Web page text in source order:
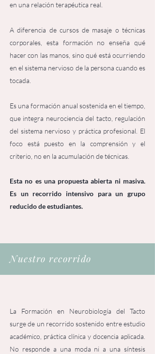
en una relación terapéutica real.
A diferencia de cursos de masaje o técnicas
corporales, esta formación no enseña qué
hacer con las manos, sino qué está ocurriendo
en el sistema nervioso de la persona cuando es
tocada.
Es una formación anual sostenida en el tiempo,
que integra neurociencia del tacto, regulación
del sistema nervioso y práctica profesional. El
foco está puesto en la comprensión y el
criterio, no en la acumulación de técnicas.
Esta no es una propuesta abierta ni masiva.
Es un recorrido intensivo para un grupo
reducido de estudiantes.
Nuestro recorrido
La Formación en Neurobiología del Tacto
surge de un recorrido sostenido entre estudio
académico, práctica clínica y docencia aplicada.
No responde a una moda ni a una síntesis